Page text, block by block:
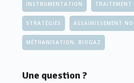
INSTRUMENTATION TRAITEMENT
STRATÉGIES ASSAINISSEMENT
MÉTHANISATION, BIOGAZ
Une question ?